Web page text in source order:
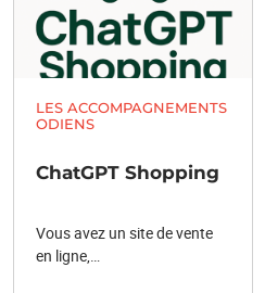
LES ACCOMPAGNEMENTS
ODIENS
ChatGPT Shopping
Vous avez un site de vente
en ligne,…